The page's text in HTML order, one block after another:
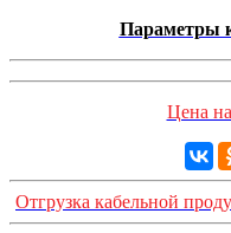
Параметры
Цена
Отгрузка кабельной